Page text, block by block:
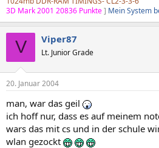
3D Mark 2001 20836 Punkte] Mein System
V Viper87
Lt. Junior Grade
20. Januar 2004
man, war das geil
ich hoff nur, dass es auf meinem
wars das mit cs und in der schule
wlan gezockt